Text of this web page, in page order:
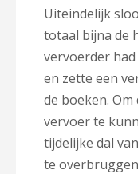
Uiteindelijk
totaal bijna de
vervoerder
en zette een
de boeken.
vervoer te
tijdelijke dal
te